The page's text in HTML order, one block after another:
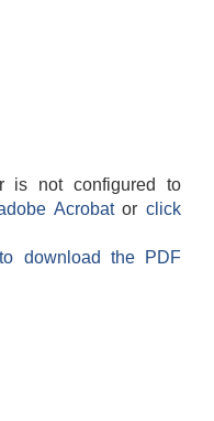
is not configured to
Acrobatorclick
download the PDF